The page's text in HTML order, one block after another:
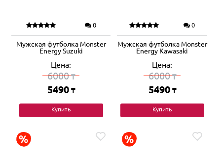
0
Мужская футболка Monster
Energy Suzuki
Цена:
6000₸
5490 ₸
Купить
0
Мужская футболка Monster
Energy Kawasaki
Цена:
6000₸
5490 ₸
Купить